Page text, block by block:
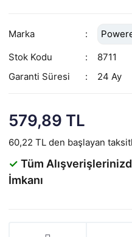
Marka
Stok Kodu
8711
Garanti Süresi
24 Ay
579,89 TL
60,22 TL den başlayan
✓ Tüm
İmkanı